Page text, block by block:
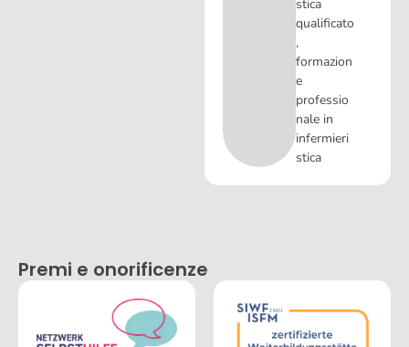
stica
qualificato
,
formazion
e
professio
nale in
infermieri
stica
Premi e onorificenze